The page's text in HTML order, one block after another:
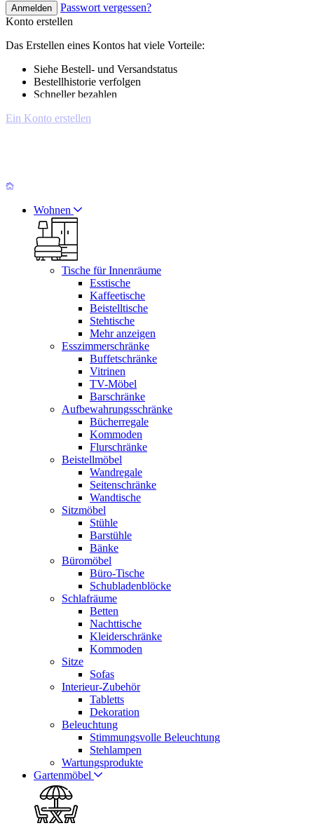
Anmelden
Passwort vergessen?
Konto erstellen
Das Erstellen eines Kontos hat viele Vorteile:
Siehe Bestell- und Versandstatus
Bestellhistorie verfolgen
Schneller bezahlen
Ein Konto erstellen
Wohnen
Tische für Innenräume
Esstische
Kaffeetische
Beistelltische
Stehtische
Mehr anzeigen
Esszimmerschränke
Buffetschränke
Vitrinen
TV-Möbel
Barschränke
Aufbewahrungsschränke
Bücherregale
Kommoden
Flurschränke
Beistellmöbel
Wandregale
Seitenschränke
Wandtische
Sitzmöbel
Stühle
Barstühle
Bänke
Büromöbel
Büro-Tische
Schubladenblöcke
Schlafräume
Betten
Nachttische
Kleiderschränke
Kommoden
Sitze
Sofas
Interieur-Zubehör
Tabletts
Dekoration
Beleuchtung
Stimmungsvolle Beleuchtung
Stehlampen
Wartungsprodukte
Gartenmöbel